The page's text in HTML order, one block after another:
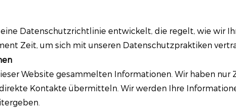
Datenschutzrichtlinie entwickelt, die regelt, wie wir
Zeit, um sich mit unseren Datenschutzpraktiken
Website gesammelten Informationen. Wir haben nur
Kontakte übermitteln. Wir werden Ihre